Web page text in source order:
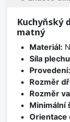
Kuchyňský
matný
Materiál:
Síla
Provedení:
Rozměr
Rozměr
Minimální
Orientace